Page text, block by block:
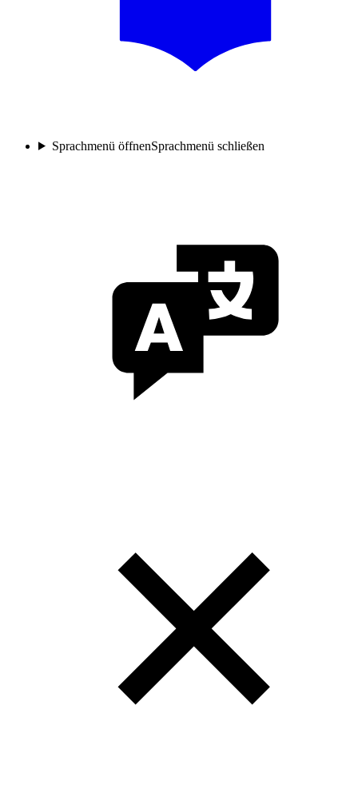
Sprachmenü öffnenSprachmenü schließen